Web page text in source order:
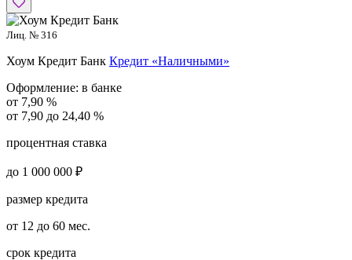
Лиц. № 316
Хоум Кредит Банк Кредит «Наличными»
Оформление: в банке
от 7,90 %
от 7,90 до 24,40 %
процентная ставка
до 1 000 000 ₽
размер кредита
от 12 до 60 мес.
срок кредита